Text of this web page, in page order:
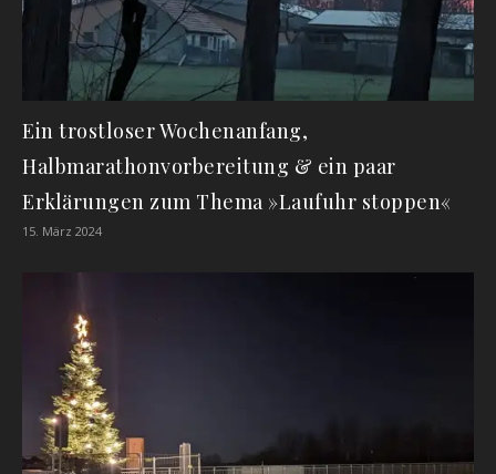
Ein trostloser Wochenanfang,
Halbmarathonvorbereitung & ein paar
Erklärungen zum Thema »Laufuhr stoppen«
15. März 2024